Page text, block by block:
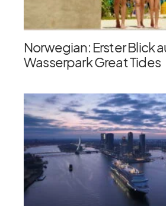
Norwegian: Erster Blick
Wasserpark Great Tides